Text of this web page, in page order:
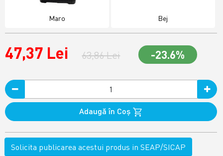
Maro Bej
47,37 Lei 63,86 Lei -23.6%
Adaugă în Coş
Solicita publicarea acestui produs in SEAP/SICAP